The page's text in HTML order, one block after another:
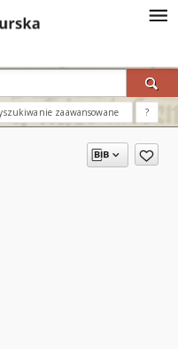
zaawansowane ?